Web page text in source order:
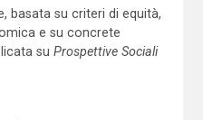
basata su criteri di equità,
e su concrete
su Prospettive Sociali